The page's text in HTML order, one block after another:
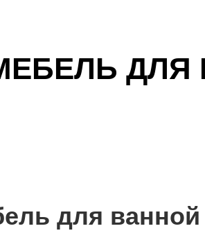
для ванной
ДЛЯ